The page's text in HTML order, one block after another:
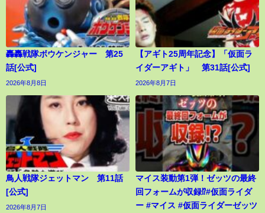
轟轟戦隊ボウケンジャー 第25
話[公式]
2026年8月8日
【アギト25周年記念】「仮面ラ
イダーアギト」 第31話[公式]
2026年8月7日
鳥人戦隊ジェットマン 第11話
[公式]
2026年8月7日
マイス装動第1弾！ゼッツの最終
回フォームが収録⁉︎#仮面ライダ
ー #マイス #仮面ライダーゼッツ